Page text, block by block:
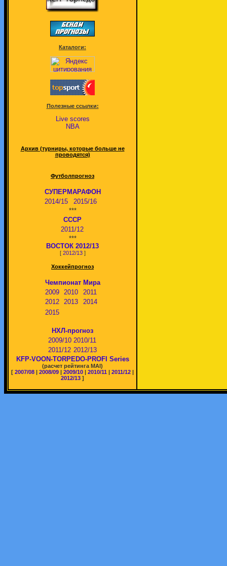
Каталоги:
Полезные ссылки:
Live scores
NBA
Архив (турниры, которые больше не
проводятся)
Футболпрогноз
СУПЕРМАРАФОН
2014/15
2015/16
***
СССР
2011/12
***
ВОСТОК 2012/13
[ 2012/13]
Хоккейпрогноз
Чемпионат Мира
2009
2010
2011
2012
2013
2014
2015
НХЛ-прогноз
2009/10 2010/11
2011/12 2012/13
KFP-VOON-TORPEDO-PROFI Series
(расчет рейтинга MAI)
[ 2007/08 | 2008/09 | 2009/10 | 2010/11 | 2011/12 |
2012/13 ]